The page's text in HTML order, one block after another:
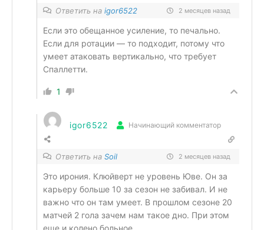
Ответить на igor6522 2 месяцев назад
Если это обещанное усиление, то печально.
Если для ротации — то подходит, потому что
умеет атаковать вертикально, что требует
Спаллетти.
1
igor6522 Начинающий комментатор
Ответить на Soil 2 месяцев назад
Это ирония. Клюйверт не уровень Юве. Он за
карьеру больше 10 за сезон не забивал. И не
важно что он там умеет. В прошлом сезоне 20
матчей 2 гола зачем нам такое дно. При этом
еще и колено больное.